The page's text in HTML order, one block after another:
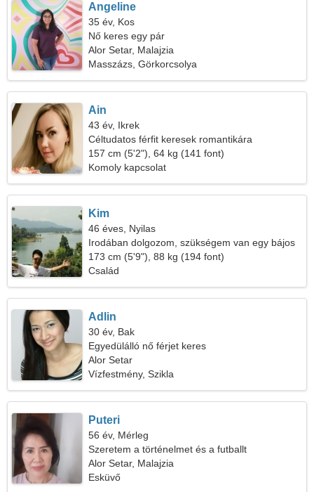
Angeline
35 év, Kos
Nő keres egy pár
Alor Setar, Malajzia
Masszázs, Görkorcsolya
Ain
43 év, Ikrek
Céltudatos férfit keresek romantikára
157 cm (5'2"), 64 kg (141 font)
Komoly kapcsolat
Kim
46 éves, Nyilas
Irodában dolgozom, szükségem van egy bájos
nőre
173 cm (5'9"), 88 kg (194 font)
Család
Adlin
30 év, Bak
Egyedülálló nő férjet keres
Alor Setar
Vízfestmény, Szikla
Puteri
56 év, Mérleg
Szeretem a történelmet és a futballt
Alor Setar, Malajzia
Esküvő